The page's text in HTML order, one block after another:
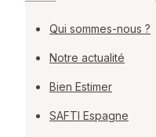
Qui sommes-nous ?
Notre actualité
Bien Estimer
SAFTI Espagne